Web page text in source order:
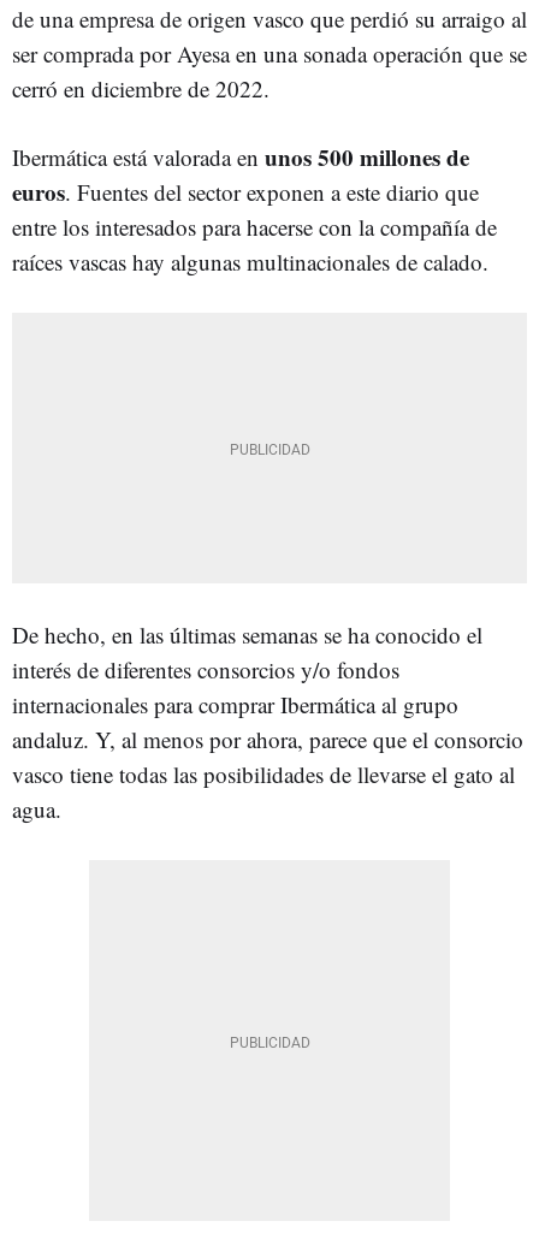
de una empresa de origen vasco que perdió su arraigo al
ser comprada por Ayesa en una sonada operación que se
cerró en diciembre de 2022.
Ibermática está valorada en unos 500 millones de
euros. Fuentes del sector exponen a este diario que
entre los interesados para hacerse con la compañía de
raíces vascas hay algunas multinacionales de calado.
De hecho, en las últimas semanas se ha conocido el
interés de diferentes consorcios y/o fondos
internacionales para comprar Ibermática al grupo
andaluz. Y, al menos por ahora, parece que el consorcio
vasco tiene todas las posibilidades de llevarse el gato al
agua.